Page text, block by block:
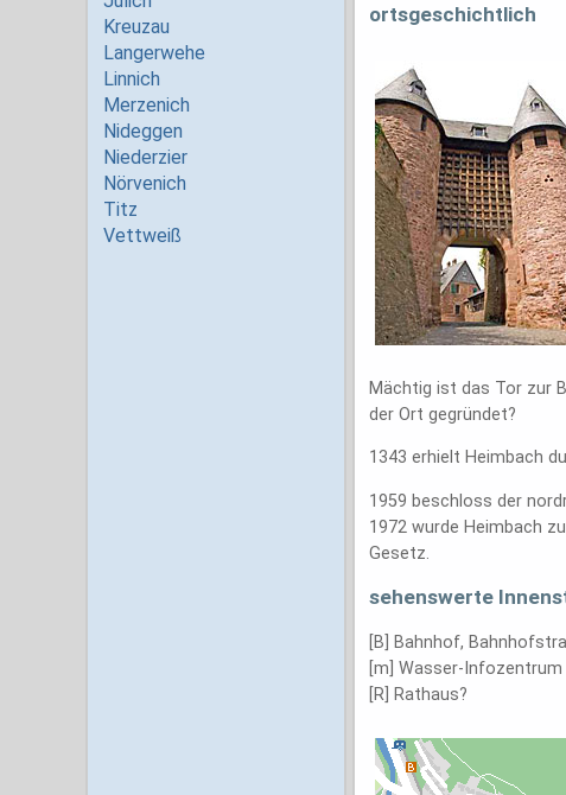
ortsgeschichtlich
Mächtig ist das Tor zur
der Ort gegründet?
1343 erhielt Heimbach
1959 beschloss der
1972 wurde Heimbach
Gesetz.
sehenswerte
[B] Bahnhof,
[m] Wasser-Infozentrum
[R] Rathaus?